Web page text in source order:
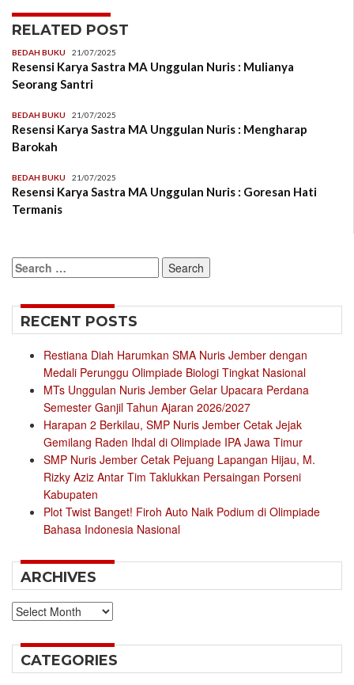
RELATED POST
BEDAH BUKU 21/07/2025
Resensi Karya Sastra MA Unggulan Nuris : Mulianya
Seorang Santri
BEDAH BUKU 21/07/2025
Resensi Karya Sastra MA Unggulan Nuris : Mengharap
Barokah
BEDAH BUKU 21/07/2025
Resensi Karya Sastra MA Unggulan Nuris : Goresan Hati
Termanis
Search
for:
RECENT POSTS
Restiana Diah Harumkan SMA Nuris Jember dengan
Medali Perunggu Olimpiade Biologi Tingkat Nasional
MTs Unggulan Nuris Jember Gelar Upacara Perdana
Semester Ganjil Tahun Ajaran 2026/2027
Harapan 2 Berkilau, SMP Nuris Jember Cetak Jejak
Gemilang Raden Ihdal di Olimpiade IPA Jawa Timur
SMP Nuris Jember Cetak Pejuang Lapangan Hijau, M.
Rizky Aziz Antar Tim Taklukkan Persaingan Porseni
Kabupaten
Plot Twist Banget! Firoh Auto Naik Podium di Olimpiade
Bahasa Indonesia Nasional
ARCHIVES
Archives
CATEGORIES